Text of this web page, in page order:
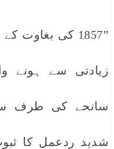
”1857 کی
زیادتی سے ہونے
سانحے کی طرف
شدید ردعمل کا